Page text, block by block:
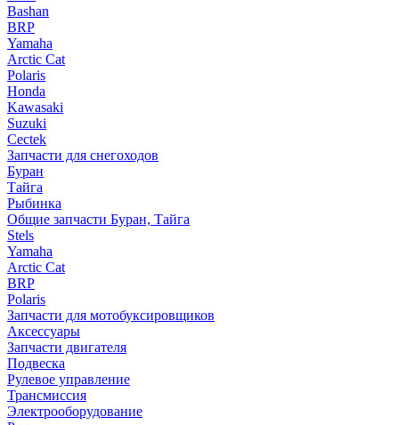
Bashan
BRP
Yamaha
Arctic Cat
Polaris
Honda
Kawasaki
Suzuki
Cectek
Запчасти для снегоходов
Буран
Тайга
Рыбинка
Общие запчасти Буран, Тайга
Stels
Yamaha
Arctic Cat
BRP
Polaris
Запчасти для мотобуксировщиков
Аксессуары
Запчасти двигателя
Подвеска
Рулевое управление
Трансмиссия
Электрооборудование